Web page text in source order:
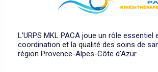
L'URPS MKL PACA joue un rôle essentiel
coordination et la qualité des soins de
région Provence-Alpes-Côte d'Azur.